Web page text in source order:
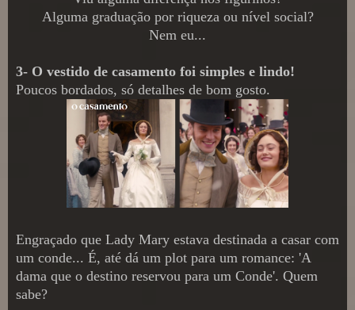
Alguma graduação por riqueza ou nível social?
Nem eu...
3- O vestido de casamento foi simples e lindo!
Poucos bordados, só detalhes de bom gosto.
Engraçado que Lady Mary estava destinada a casar com
um conde... É, até dá um plot para um romance: 'A
dama que o destino reservou para um Conde'. Quem
sabe?